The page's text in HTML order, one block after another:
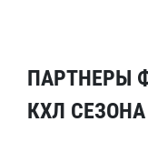
ПАРТНЕРЫ
КХЛ СЕЗОНА